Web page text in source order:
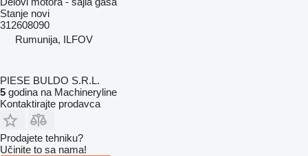
Stanje novi
312608090
Rumunija, ILFOV
PIESE BULDO S.R.L.
5 godina na Machineryline
Kontaktirajte prodavca
Prodajete tehniku?
Učinite to sa nama!